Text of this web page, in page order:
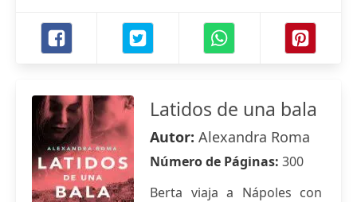
Latidos de una bala
Autor: Alexandra Roma
Número de Páginas: 300
Berta viaja a Nápoles con